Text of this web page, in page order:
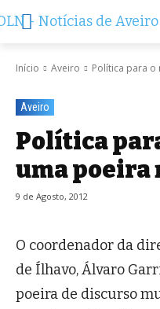
Início Aveiro Política para o
Aveiro
Política
uma poeira
9 de Agosto, 2012
O coordenador da
de Ílhavo, Álvaro
poeira de discurso